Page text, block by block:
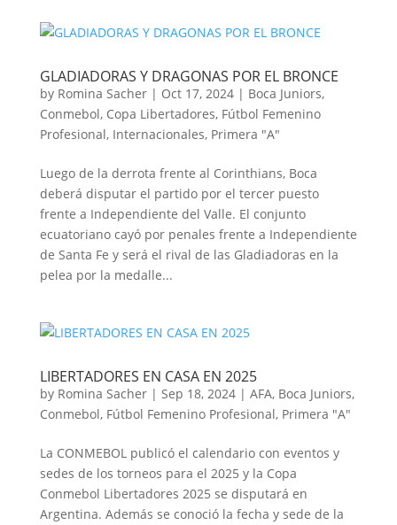
GLADIADORAS Y DRAGONAS POR EL BRONCE
by Romina Sacher| Oct 17, 2024| Boca Juniors,
Conmebol, Copa Libertadores, Fútbol Femenino
Profesional, Internacionales, Primera "A"
Luego de la derrota frente al Corinthians, Boca
deberá disputar el partido por el tercer puesto
frente a Independiente del Valle. El conjunto
ecuatoriano cayó por penales frente a Independiente
de Santa Fe y será el rival de las Gladiadoras en la
pelea por la medalle...
LIBERTADORES EN CASA EN 2025
by Romina Sacher| Sep 18, 2024| AFA, Boca Juniors,
Conmebol, Fútbol Femenino Profesional, Primera "A"
La CONMEBOL publicó el calendario con eventos y
sedes de los torneos para el 2025 y la Copa
Conmebol Libertadores 2025 se disputará en
Argentina. Además se conoció la fecha y sede de la